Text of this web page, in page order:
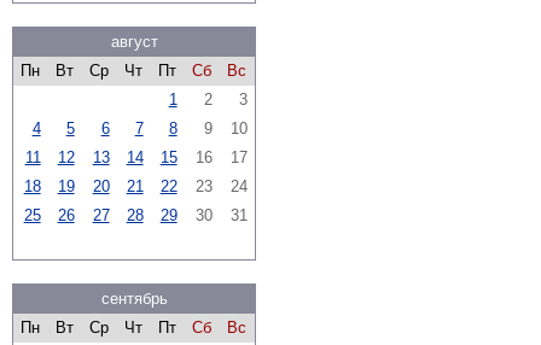
август
Пн
Вт Ср Чт Пт Сб
Вс
1
2
3
4
5 6 7 8 9
10
11
12 13 14 15 16
17
18
19 20 21 22 23
24
25
26 27 28 29 30 31
сентябрь
Пн
Вт Ср Чт Пт Сб
Вс